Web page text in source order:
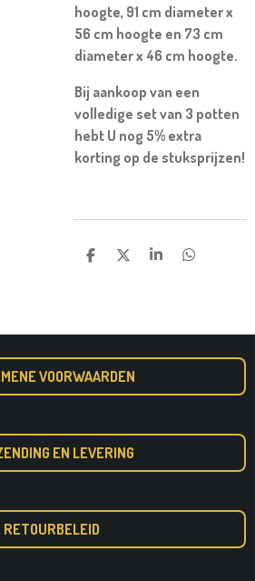
hoogte, 91 cm diameter x
56 cm hoogte en 73 cm
diameter x 46 cm hoogte.
Bij aankoop van een
volledige set van 3 potten
hebt U nog 5% extra
korting op de stuksprijzen!
D
D
S
D
VOORWAARDEN
EN LEVERING
RETOURBELEID